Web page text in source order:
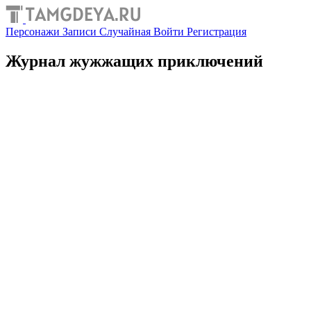
Персонажи Записи Случайная Войти Регистрация
Журнал жужжащих приключений